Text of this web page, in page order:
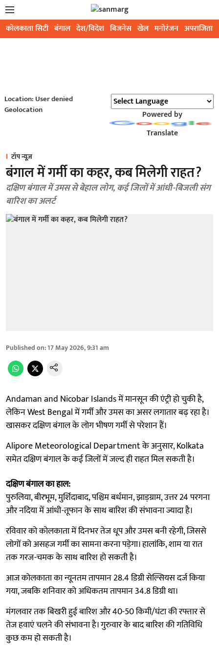
कोलकाता सिटी बंगाल देश/विदेश बिजनेस खेल मनोरंजन अपराजिता
Location: User denied
Geolocation
Powered by
Translate
टॉप न्यूज़
बंगाल में गर्मी का कहर, कब मिलेगी राहत?
दक्षिण बंगाल में उमस से बेहाल लोग, कई जिलों में आंधी-बिजली संग
बारिश का अलर्ट
Published on:17 May 2026, 9:31 am
Andaman and Nicobar Islands में मानसून की एंट्री हो चुकी है,
लेकिन West Bengal में गर्मी और उमस का असर लगातार बढ़ रहा है।
खासकर दक्षिण बंगाल के लोग भीषण गर्मी से परेशान हैं।
Alipore Meteorological Department के अनुसार, Kolkata
समेत दक्षिण बंगाल के कई जिलों में जल्द ही राहत मिल सकती है।
दक्षिण बंगाल का हाल:
पुरुलिया, बीरभूम, मुर्शिदाबाद, पश्चिम बर्धमान, झाड़ग्राम, उत्तर 24 परगना
और नदिया में आंधी-तूफान के साथ बारिश की संभावना ज्यादा है।
रविवार को कोलकाता में दिनभर तेज धूप और उमस बनी रहेगी, जिससे
लोगों को असहज गर्मी का सामना करना पड़ेगा। हालांकि, शाम या रात
तक गरज-चमक के साथ बारिश हो सकती है।
आज कोलकाता का न्यूनतम तापमान 28.4 डिग्री सेल्सियस दर्ज किया
गया, जबकि शनिवार को अधिकतम तापमान 34.8 डिग्री था।
मंगलवार तक बिखरी हुई बारिश और 40-50 किमी/घंटा की रफ्तार से
तेज हवाएं चलने की संभावना है। गुरुवार के बाद बारिश की गतिविधि
कुछ कम हो सकती है।